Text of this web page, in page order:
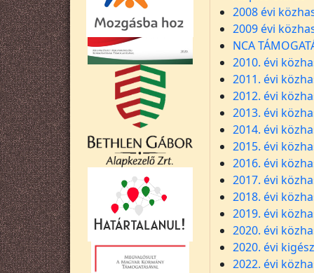
2008 évi
2009 évi
NCA
2010. évi
2011. évi
2012. évi
2013. évi
2014. évi
2015. évi
2016. évi
2017. évi
2018. évi
2019. évi
2020. évi
2020. évi
2022. évi